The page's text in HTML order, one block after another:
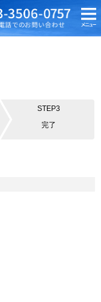
STEP3
完了